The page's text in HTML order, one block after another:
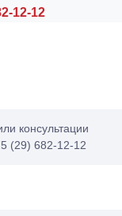
12-12
консультации
(29) 682-12-12